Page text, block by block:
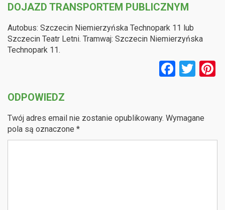
DOJAZD TRANSPORTEM PUBLICZNYM
Autobus: Szczecin Niemierzyńska Technopark 11 lub
Szczecin Teatr Letni. Tramwaj: Szczecin Niemierzyńska
Technopark 11.
F
b
T
er
ODPOWIEDZ
Twój adres email nie zostanie opublikowany. Wymagane
pola są oznaczone *